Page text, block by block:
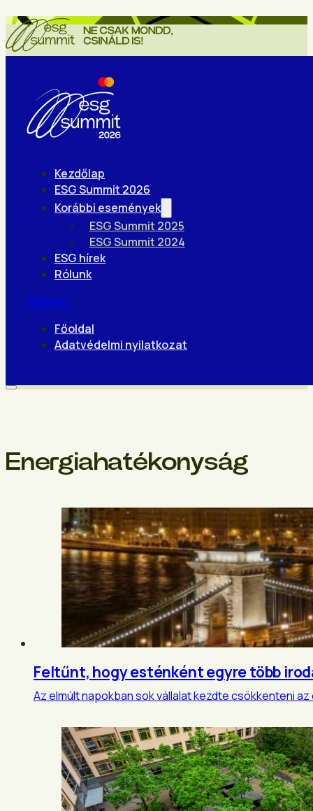
Kezdőlap
ESG Summit 2026
Korábbi események
ESG Summit 2025
ESG Summit 2024
ESG hírek
Rólunk
Hírlevél
Főoldal
Adatvédelmi nyilatkozat
Energiahatékonyság
Feltűnt, hogy esténként egyre több
Az elmúlt napokban sok vállalat kezdte csökkenteni